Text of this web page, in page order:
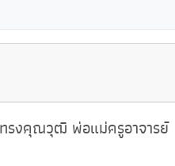
ทรงคุณวุฒิ พ่อแม่ครูอาจารย์